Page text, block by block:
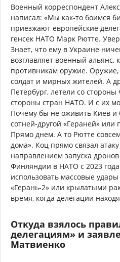
Военный корреспондент
написал: «Мы как-то боимся
приезжают европейские
генсек НАТО Марк Рютте.
Знает, что ему в Украине
возглавляет военный
противникам оружие.
солдат и мирных жителей. А
Петербург, летели со стороны
стороны стран НАТО. И с их
Почему бы не оживить Киев и
сотней-другой «Гераней» или
Прямо днем. А то Рютте
дома». Коц прямо связал
направлением запуска
Финляндии в НАТО с 2023
использовать массовые
«Герань-2» или крылатыми
время, когда делегации
Откуда взялось
делегациям» и
Матвиенко